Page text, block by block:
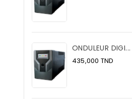
ONDULEUR DIGI...
435,000 TND